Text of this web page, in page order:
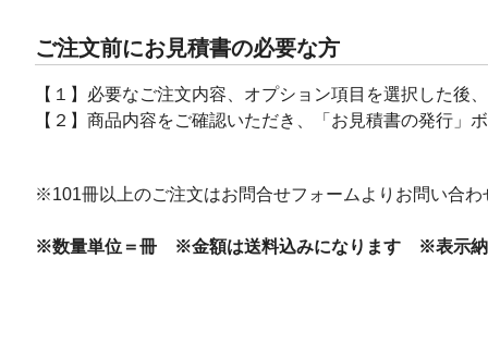
ご注文前にお見積書の必要な方
【１】必要なご注文内容、オプション項目を選択した
【２】商品内容をご確認いただき、「お見積書の発行
※101冊以上のご注文はお問合せフォームよりお問い合わ
※数量単位＝冊 ※金額は送料込みになります ※表示納